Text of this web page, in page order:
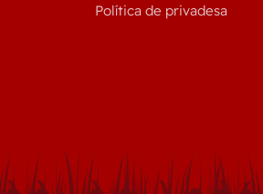
Política de privadesa